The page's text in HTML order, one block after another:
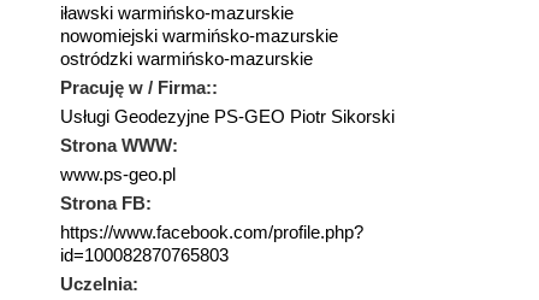
iławski warmińsko-mazurskie
nowomiejski warmińsko-mazurskie
ostródzki warmińsko-mazurskie
Pracuję w / Firma::
Usługi Geodezyjne PS-GEO Piotr Sikorski
Strona WWW:
www.ps-geo.pl
Strona FB:
https://www.facebook.com/profile.php?
id=100082870765803
Uczelnia: